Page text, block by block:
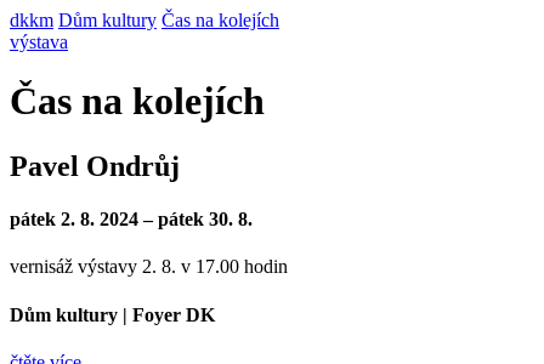
dkkm Dům kultury Čas na kolejích
výstava
Čas na kolejích
Pavel Ondrůj
pátek 2. 8. 2024 – pátek 30. 8.
vernisáž výstavy 2. 8. v 17.00 hodin
Dům kultury | Foyer DK